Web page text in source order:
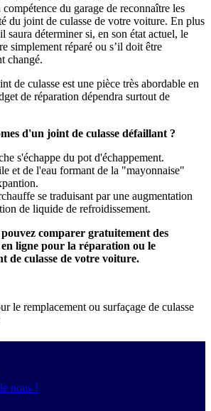
du garage de reconnaître les
du joint de culasse de votre voiture. En plus
saura déterminer si, en son état actuel, le
simplement réparé ou s’il doit être
changé.
de culasse est une pièce très abordable en
de réparation dépendra surtout de
d'un joint de culasse défaillant ?
s'échappe du pot d'échappement.
et de l'eau formant de la "mayonnaise"
se traduisant par une augmentation
de liquide de refroidissement.
comparer gratuitement des
ligne pour la réparation ou le
de culasse de votre voiture.
le remplacement ou surfaçage de culasse
nous !